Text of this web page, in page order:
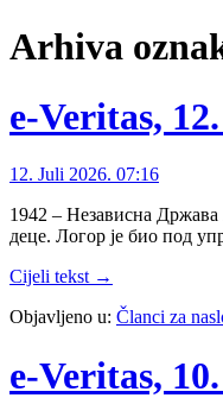
Arhiva
e-Veritas,
12. Juli 2026. 07:16
1942 – Независна Држава
деце. Логор је био под
Cijeli tekst →
Objavljeno u: Članci za
e-Veritas,